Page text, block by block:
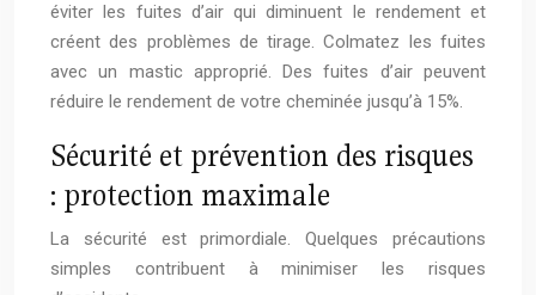
éviter les fuites d’air qui diminuent le rendement et
créent des problèmes de tirage. Colmatez les fuites
avec un mastic approprié. Des fuites d’air peuvent
réduire le rendement de votre cheminée jusqu’à 15%.
Sécurité et prévention des risques
: protection maximale
La sécurité est primordiale. Quelques précautions
simples contribuent à minimiser les risques